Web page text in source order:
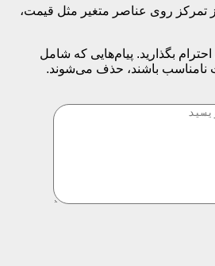
تمرکز روی عناصر متغیر مثل قیمت،
بگذارید. پیام‌هایی که شامل
نامناسب باشند، حذف می‌شوند.